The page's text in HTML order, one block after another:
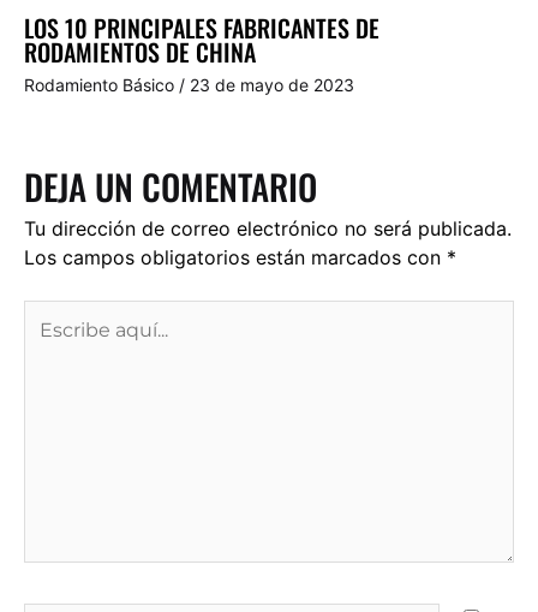
LOS 10 PRINCIPALES FABRICANTES DE
RODAMIENTOS DE CHINA
Rodamiento Básico / 23 de mayo de 2023
DEJA UN COMENTARIO
Tu dirección de correo electrónico no será publicada.
Los campos obligatorios están marcados con *
aquí...